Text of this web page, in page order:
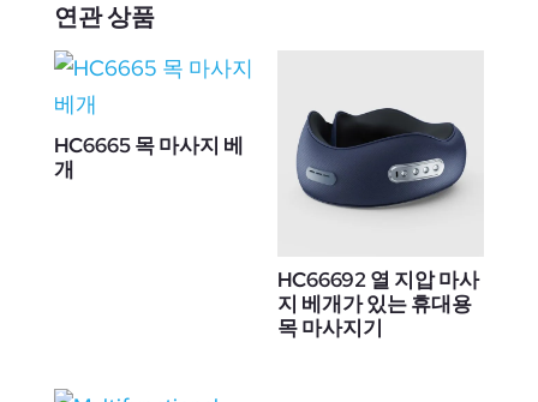
연관 상품
HC6665 목 마사지 베
개
HC66692 열 지압 마사
지 베개가 있는 휴대용
목 마사지기